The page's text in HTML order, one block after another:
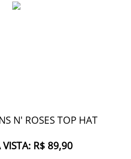
N' ROSES TOP HAT
VISTA: R$ 89,90